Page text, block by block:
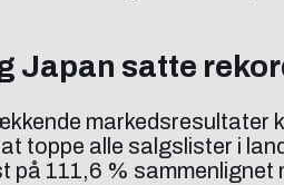
Japan satte
markedsresultater
toppe alle salgslister i
på 111,6 % sammenlignet